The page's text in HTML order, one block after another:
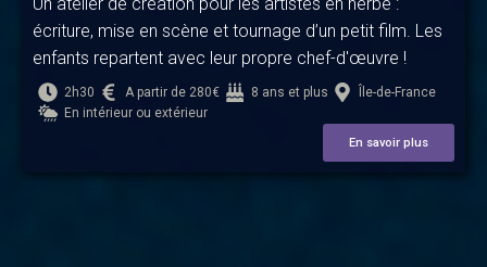
écriture, mise en scène et tournage d’un petit film. Les
enfants repartent avec leur propre chef-d'œuvre !
2h30 A partir de 280€ 8 ans et plus
Île-de-France
En intérieur ou extérieur
En savoir plus